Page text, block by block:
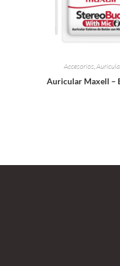
Accesorios,
Auricular Maxell –